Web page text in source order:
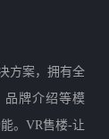
方案，拥有全
品牌介绍等模
。VR售楼-让